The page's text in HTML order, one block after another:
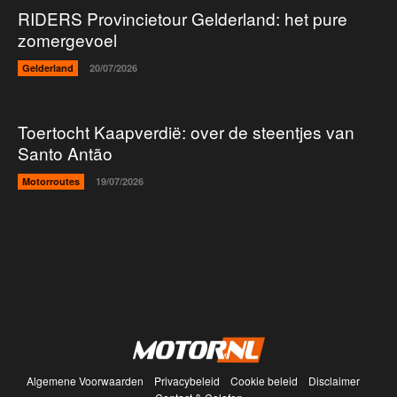
RIDERS Provincietour Gelderland: het pure
zomergevoel
Gelderland 20/07/2026
Toertocht Kaapverdië: over de steentjes van
Santo Antão
Motorroutes 19/07/2026
Algemene Voorwaarden Privacybeleid Cookie beleid
Disclaimer